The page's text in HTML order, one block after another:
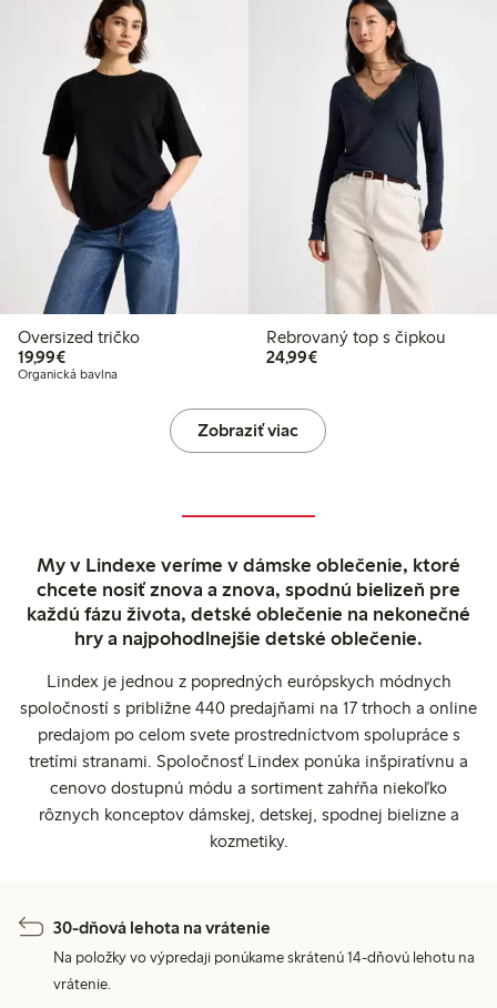
Oversized tričko
19,99€19,99 €
Organická bavlna
Rebrovaný top s čipkou
24,99€24,99 €
Zobraziť viac
My v Lindexe veríme v dámske oblečenie, ktoré
chcete nosiť znova a znova, spodnú bielizeň pre
každú fázu života, detské oblečenie na nekonečné
hry a najpohodlnejšie detské oblečenie.
Lindex je jednou z popredných európskych módnych
spoločností s približne 440 predajňami na 17 trhoch a online
predajom po celom svete prostredníctvom spolupráce s
tretími stranami. Spoločnosť Lindex ponúka inšpiratívnu a
cenovo dostupnú módu a sortiment zahŕňa niekoľko
rôznych konceptov dámskej, detskej, spodnej bielizne a
kozmetiky.
30-dňová lehota na vrátenie
Na položky vo výpredaji ponúkame skrátenú 14-dňovú lehotu na
vrátenie.